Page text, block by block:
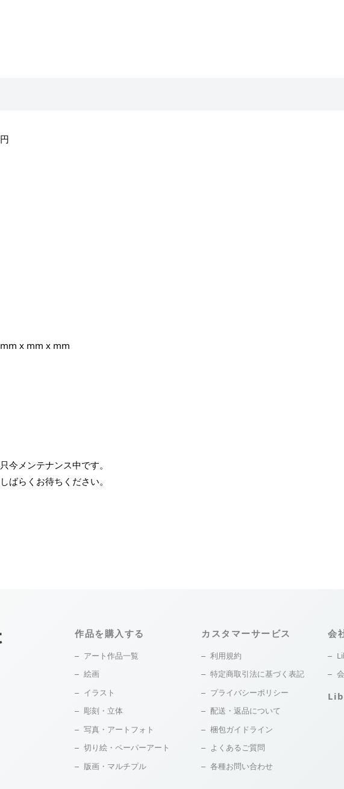
円
mm x mm x mm
只今メンテナンス中です。
しばらくお待ちください。
作品を購入する
アート作品一覧
絵画
イラスト
彫刻・立体
写真・アートフォト
切り絵・ペーパーアート
版画・マルチプル
カスタマーサービス
利用規約
特定商取引法に基づく表記
プライバシーポリシー
配送・返品について
梱包ガイドライン
よくあるご質問
各種お問い合わせ
会